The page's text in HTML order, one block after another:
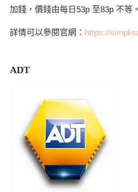
加錢，價錢由每日53p 至83p 不等。
詳情可以參閱官網： https://
ADT